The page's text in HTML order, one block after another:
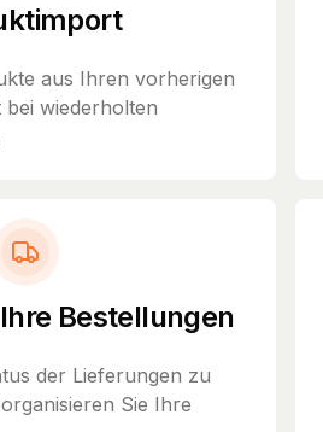
aus Ihren vorherigen
bei wiederholten
Bestellungen
der Lieferungen zu
Sie Ihre